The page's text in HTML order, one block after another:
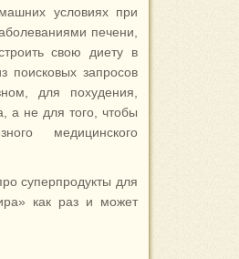
условиях при
печени,
свою диету в
поисковых запросов
для похудения,
а не для того, чтобы
медицинского
суперпродукты для
как раз и может